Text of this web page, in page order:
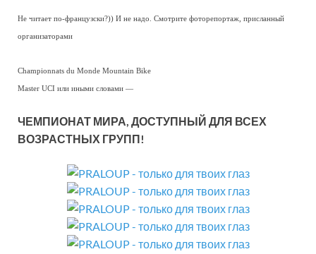
Не читает по-французски?)) И не надо. Смотрите фоторепортаж, присланный
организаторами
Championnats du Monde Mountain Bike
Master UCI или иными словами —
ЧЕМПИОНАТ МИРА, ДОСТУПНЫЙ ДЛЯ ВСЕХ
ВОЗРАСТНЫХ ГРУПП!